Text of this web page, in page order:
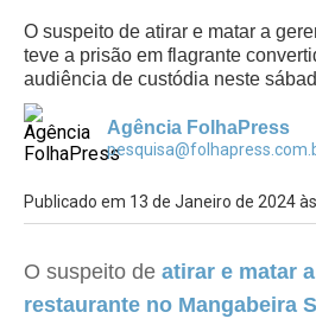
O suspeito de atirar e matar a
teve a prisão em flagrante
audiência de custódia neste
Agência FolhaPress
Publicado em 13 de Janeiro de 2024
O suspeito de atirar e matar
restaurante no Mangabeira